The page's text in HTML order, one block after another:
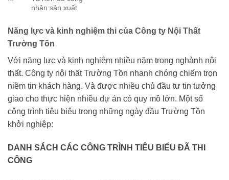
nhân sản xuất
Năng lực và kinh nghiệm thi của Công ty Nội Thất
Trường Tồn
Với năng lực và kinh nghiệm nhiều năm trong nghành nội
thất. Công ty nội thất Trường Tồn nhanh chóng chiếm trọn
niềm tin khách hàng. Và được nhiều chủ đầu tư tin tưởng
giao cho thực hiện nhiều dự án có quy mô lớn. Một số
công trình tiêu biêu trong những ngày đầu Trường Tồn
khởi nghiệp:
DANH SÁCH CÁC CÔNG TRÌNH TIÊU BIỂU ĐÃ THI
CÔNG